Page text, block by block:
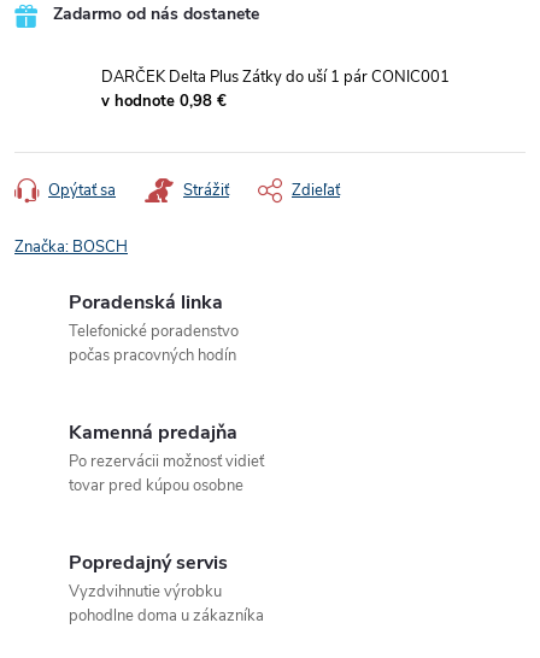
Zadarmo od nás dostanete
DARČEK Delta Plus Zátky do uší 1 pár CONIC001
v hodnote 0,98 €
Opýtať sa Strážiť Zdieľať
Značka: BOSCH
Poradenská linka
Telefonické poradenstvo
počas pracovných hodín
Kamenná predajňa
Po rezervácii možnosť vidieť
tovar pred kúpou osobne
Popredajný servis
Vyzdvihnutie výrobku
pohodlne doma u zákazníka